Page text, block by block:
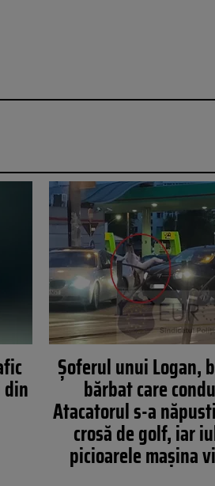
Șoferul unui Logan,
bărbat care
Atacatorul s-a
crosă de golf, iar
picioarele mașina